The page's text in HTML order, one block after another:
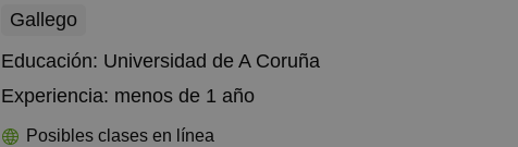
Gallego
Educación: Universidad de A Coruña
Experiencia: menos de 1 año
Posibles clases en línea